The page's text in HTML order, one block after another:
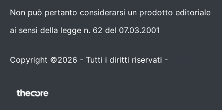
Non può pertanto considerarsi un prodotto editoriale
ai sensi della legge n. 62 del 07.03.2001
Copyright ©2026 - Tutti i diritti riservati -